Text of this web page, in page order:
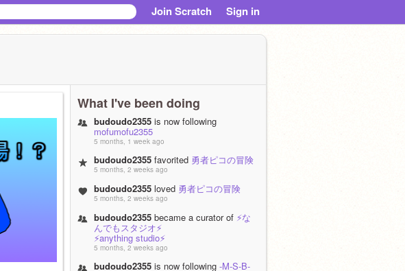
Join Scratch Sign in
What I've been doing
budoudo2355 is now following
mofumofu2355
5 months, 1 week ago
budoudo2355 favorited 勇者ピコの冒険
5 months, 2 weeks ago
budoudo2355 loved 勇者ピコの冒険
5 months, 2 weeks ago
budoudo2355 became a curator of ⚡な
んでもスタジオ⚡
⚡anything studio⚡
5 months, 2 weeks ago
budoudo2355 is now following -M-S-B-